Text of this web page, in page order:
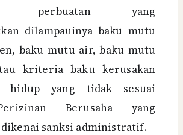
perbuatan yang
dilampauinya baku mutu
baku mutu air, baku mutu
kriteria baku kerusakan
hidup yang tidak sesuai
Berusaha yang
sanksi administratif.